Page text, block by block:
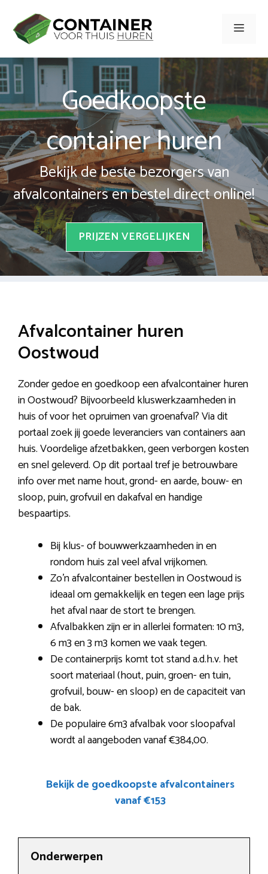
naar
inhoud
Menu
Goedkoopste
container huren
Bekijk de beste bezorgers van
afvalcontainers en bestel direct online!
PRIJZEN VERGELIJKEN
Afvalcontainer huren
Oostwoud
Zonder gedoe en goedkoop een afvalcontainer huren
in Oostwoud? Bijvoorbeeld kluswerkzaamheden in
huis of voor het opruimen van groenafval? Via dit
portaal zoek jij goede leveranciers van containers aan
huis. Voordelige afzetbakken, geen verborgen kosten
en snel geleverd. Op dit portaal tref je betrouwbare
info over met name hout, grond- en aarde, bouw- en
sloop, puin, grofvuil en dakafval en handige
bespaartips.
Bij klus- of bouwwerkzaamheden in en
rondom huis zal veel afval vrijkomen.
Zo’n afvalcontainer bestellen in Oostwoud is
ideaal om gemakkelijk en tegen een lage prijs
het afval naar de stort te brengen.
Afvalbakken zijn er in allerlei formaten: 10 m3,
6 m3 en 3 m3 komen we vaak tegen.
De containerprijs komt tot stand a.d.h.v. het
soort materiaal (hout, puin, groen- en tuin,
grofvuil, bouw- en sloop) en de capaciteit van
de bak.
De populaire 6m3 afvalbak voor sloopafval
wordt al aangeboden vanaf €384,00.
Bekijk de goedkoopste afvalcontainers
vanaf €153
Onderwerpen